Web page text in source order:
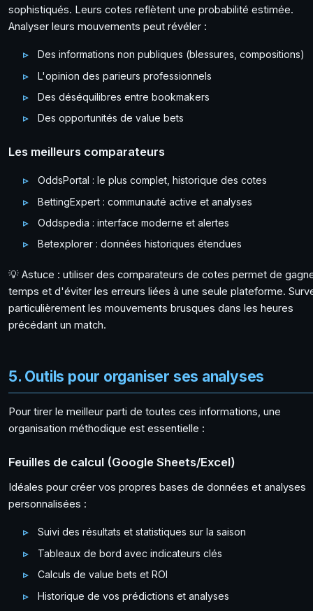
sophistiqués. Leurs cotes reflètent une probabilité estimée.
Analyser leurs mouvements peut révéler :
Des informations non publiques (blessures, compositions)
L'opinion des parieurs professionnels
Des déséquilibres entre bookmakers
Des opportunités de value bets
Les meilleurs comparateurs
OddsPortal : le plus complet, historique des cotes
BettingExpert : communauté active et analyses
Oddspedia : interface moderne et alertes
Betexplorer : données historiques étendues
💡 Astuce : utiliser des comparateurs de cotes permet de
temps et d'éviter les erreurs liées à une seule plateforme.
particulièrement les mouvements brusques dans les heures
précédant un match.
5. Outils pour organiser ses analyses
Pour tirer le meilleur parti de toutes ces informations, une
organisation méthodique est essentielle :
Feuilles de calcul (Google Sheets/Excel)
Idéales pour créer vos propres bases de données et analyses
personnalisées :
Suivi des résultats et statistiques sur la saison
Tableaux de bord avec indicateurs clés
Calculs de value bets et ROI
Historique de vos prédictions et analyses